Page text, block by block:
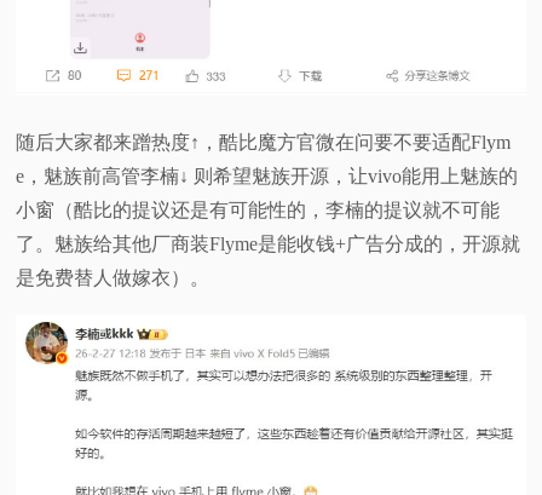
随后大家都来蹭热度↑，酷比魔方官微在问要不要适配Flym
e，魅族前高管李楠↓ 则希望魅族开源，让vivo能用上魅族的
小窗（酷比的提议还是有可能性的，李楠的提议就不可能
了。魅族给其他厂商装Flyme是能收钱+广告分成的，开源就
是免费替人做嫁衣）。